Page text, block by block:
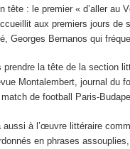
: le premier « d’aller au
aux premiers jours
Bernanos qui
prendre la tête de la
Montalembert, journal
match de football Paris-
à l’œuvre littéraire
en phrases